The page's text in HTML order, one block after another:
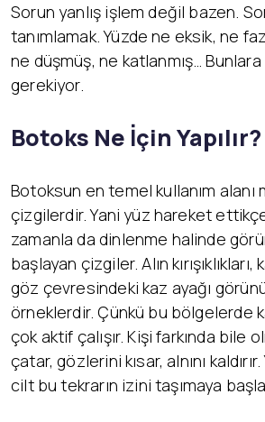
Sorun yanlış işlem değil bazen.
tanımlamak. Yüzde ne eksik, ne
ne düşmüş, ne katlanmış…
gerekiyor.
Botoks Ne İçin Yapılır?
Botoksun en temel kullanım alanı
çizgilerdir. Yani yüz hareket
zamanla da dinlenme halinde
başlayan çizgiler. Alın
göz çevresindeki kaz ayağı
örneklerdir. Çünkü bu bölgelerde
çok aktif çalışır. Kişi farkında bile
çatar, gözlerini kısar, alnını
cilt bu tekrarın izini taşımaya